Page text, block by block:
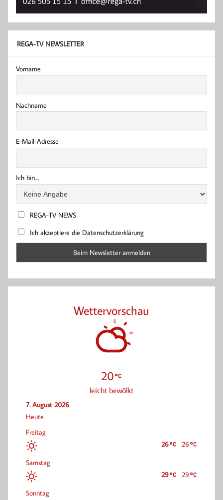
REGA-TV NEWSLETTER
Vorname
Nachname
E-Mail-Adresse
Ich bin....
REGA-TV NEWS
Ich akzeptiere die Datenschutzerklärung
Wettervorschau
20
leicht bewölkt
7. August 2026
Heute
Freitag
26
26
Samstag
29
29
Sonntag